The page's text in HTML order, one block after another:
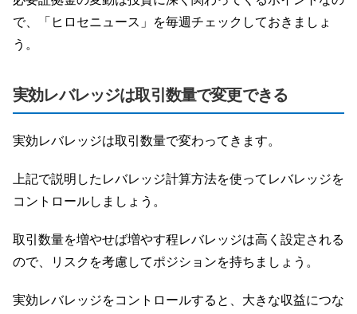
で、「ヒロセニュース」を毎週チェックしておきましょ
う。
実効レバレッジは取引数量で変更できる
実効レバレッジは取引数量で変わってきます。
上記で説明したレバレッジ計算方法を使ってレバレッジを
コントロールしましょう。
取引数量を増やせば増やす程レバレッジは高く設定される
ので、リスクを考慮してポジションを持ちましょう。
実効レバレッジをコントロールすると、大きな収益につな